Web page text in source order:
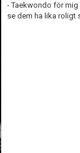
- Taekwondo för
se dem ha lika roligt